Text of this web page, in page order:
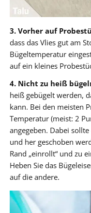
3. Vorher auf
dass das Vlies gut am
Bügeltemperatur
auf ein kleines
4. Nicht zu heiß
heiß gebügelt werden,
kann. Bei den meisten
Temperatur (meist: 2
angegeben. Dabei
und her geschoben
Rand „einrollt“ und zu
Heben Sie das
auf die andere.